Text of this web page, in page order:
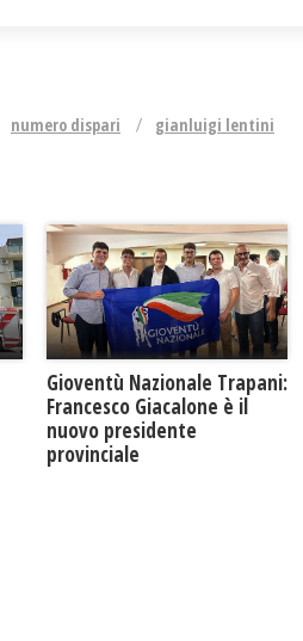
numero dispari gianluigi lentini
Gioventù Nazionale Trapani:
Francesco Giacalone è il
nuovo presidente
provinciale